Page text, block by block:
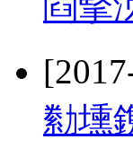
勬壎